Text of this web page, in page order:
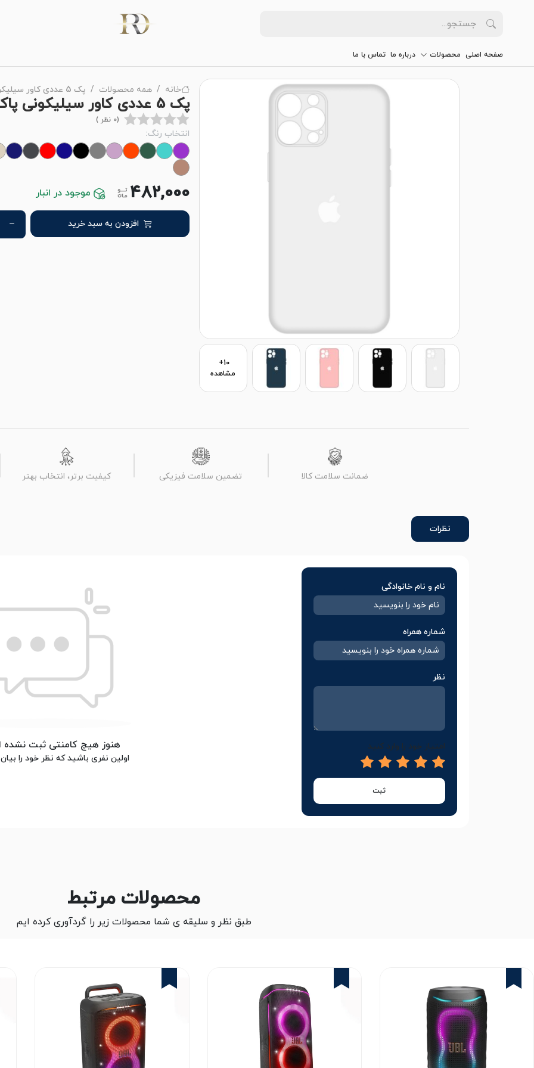
صفحه اصلی محصولات درباره ما تماس با ما
10+
مشاهده
خانه همه محصولات پک 5 عددی کاور سیلیکونی پاک کنی اپل مدل iPhone 16 Pro
پک 5 عددی کاور سیلیکونی پاک کنی اپل مدل iPhone 16 Pro
(0 نظر )
انتخاب رنگ:
482,000 موجود در انبار
افزودن به سبد خرید
ضمانت سلامت کالا تضمین سلامت فیزیکی کیفیت برتر، انتخاب بهتر
نظرات
نام و نام خانوادگی
شماره همراه
نظر
امتیاز خود را وارد کنید
ثبت
هنوز هیچ کامنتی ثبت
اولین نفری باشید که نظر خود را
محصولات مرتبط
طبق نظر و سلیقه ی شما محصولات زیر را گردآوری کرده ایم